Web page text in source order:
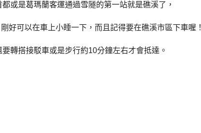
或是葛瑪蘭客運通過雪隧的第一站就是礁溪了，
好可以在車上小睡一下，而且記得要在礁溪市區下車喔！
轉搭接駁車或是步行約10分鐘左右才會抵達。